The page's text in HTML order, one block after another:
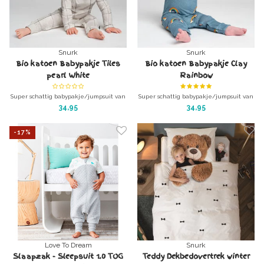
Snurk
Bio katoen Babypakje Tiles
pearl White
Super schattig babypakje/jumpsuit van
de beste kwaliteit.
GOTS gecertificeerd
34,95
Snurk
Bio katoen Babypakje Clay
Rainbow
Super schattig babypakje/jumpsuit van
de beste kwaliteit.
GOTS gecertificeerd
diverse maten
34,95
-17%
Love To Dream
Slaapzak - Sleepsuit 1.0 TOG
Snurk
Teddy Dekbedovertrek winter